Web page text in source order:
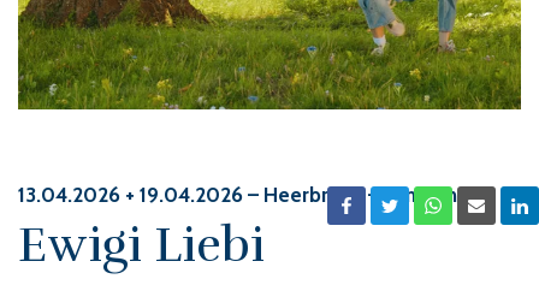
13.04.2026 + 19.04.2026 – Heerbrugg – Film/Kino
Ewigi Liebi